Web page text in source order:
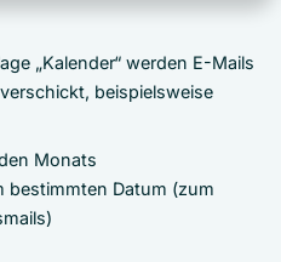
„Kalender“ werden E-Mails
beispielsweise
Monats
bestimmten Datum (zum